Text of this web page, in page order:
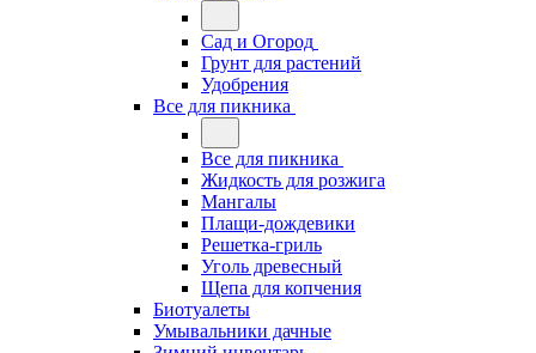
Сад и Огород
Грунт для растений
Удобрения
Все для пикника
Все для пикника
Жидкость для розжига
Мангалы
Плащи-дождевики
Решетка-гриль
Уголь древесный
Щепа для копчения
Биотуалеты
Умывальники дачные